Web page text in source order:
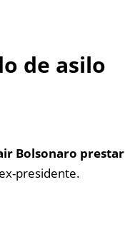
de asilo
Bolsonaro prestar
presidente.